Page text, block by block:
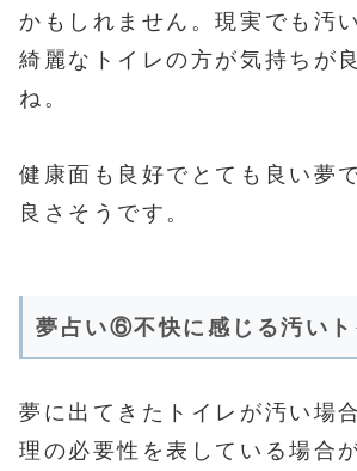
かもしれません。現実でも汚
綺麗なトイレの方が気持ちが
ね。
健康面も良好でとても良い夢
良さそうです。
夢占い⑥不快に感じる汚いト
夢に出てきたトイレが汚い場
理の必要性を表している場合